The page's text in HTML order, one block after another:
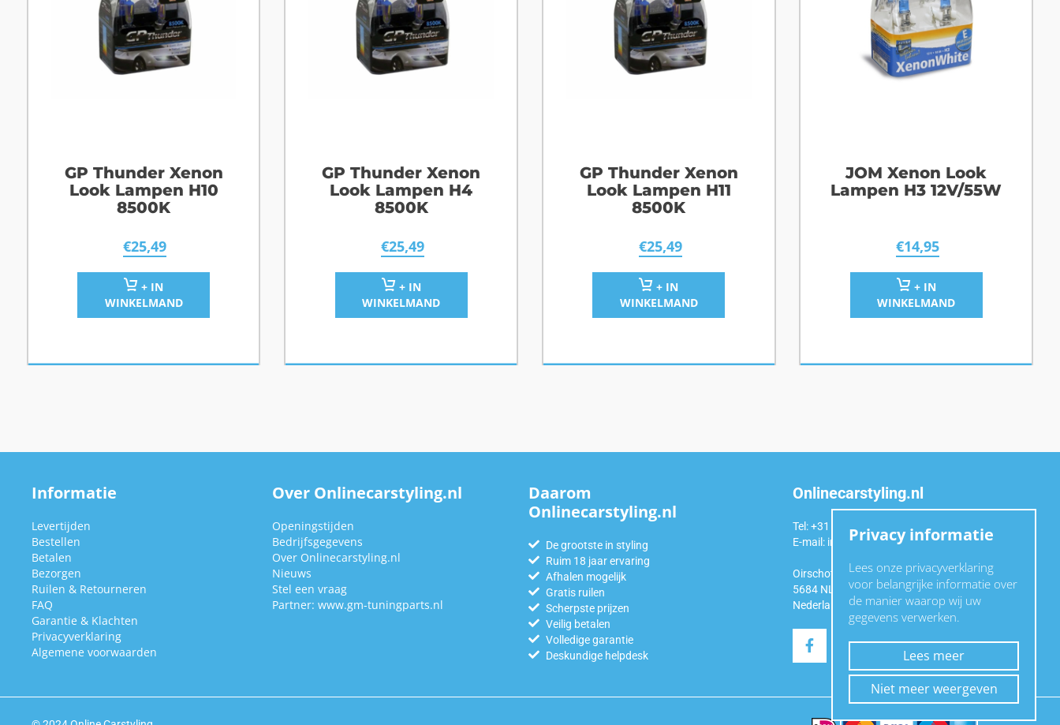
GP Thunder Xenon
Look Lampen H10
8500K
€25,49
+ IN
WINKELMAND
GP Thunder Xenon
Look Lampen H4
8500K
€25,49
+ IN
WINKELMAND
GP Thunder Xenon
Look Lampen H11
8500K
€25,49
+ IN
WINKELMAND
JOM Xenon Look
Lampen H3 12V/55W
€14,95
+ IN
WINKELMAND
Informatie
Levertijden
Bestellen
Betalen
Bezorgen
Ruilen & Retourneren
FAQ
Garantie & Klachten
Privacyverklaring
Algemene voorwaarden
Over Onlinecarstyling.nl
Openingstijden
Bedrijfsgegevens
Over Onlinecarstyling.nl
Nieuws
Stel een vraag
Partner: www.gm-tuningparts.nl
Daarom
Onlinecarstyling.nl
De grootste in styling
Ruim 18 jaar ervaring
Afhalen mogelijk
Gratis ruilen
Scherpste prijzen
Veilig betalen
Volledige garantie
Deskundige helpdesk
Onlinecarstyling.nl
Tel: +31 (0)6 54 98 49 99
E-mail: info@onlinecarstyling.nl
Oirschotseweg 92a
5684 NL Best
Nederland
Privacy informatie
Lees onze privacyverklaring
voor belangrijke informatie over
de manier waarop wij uw
gegevens verwerken.
Lees meer
Niet meer weergeven